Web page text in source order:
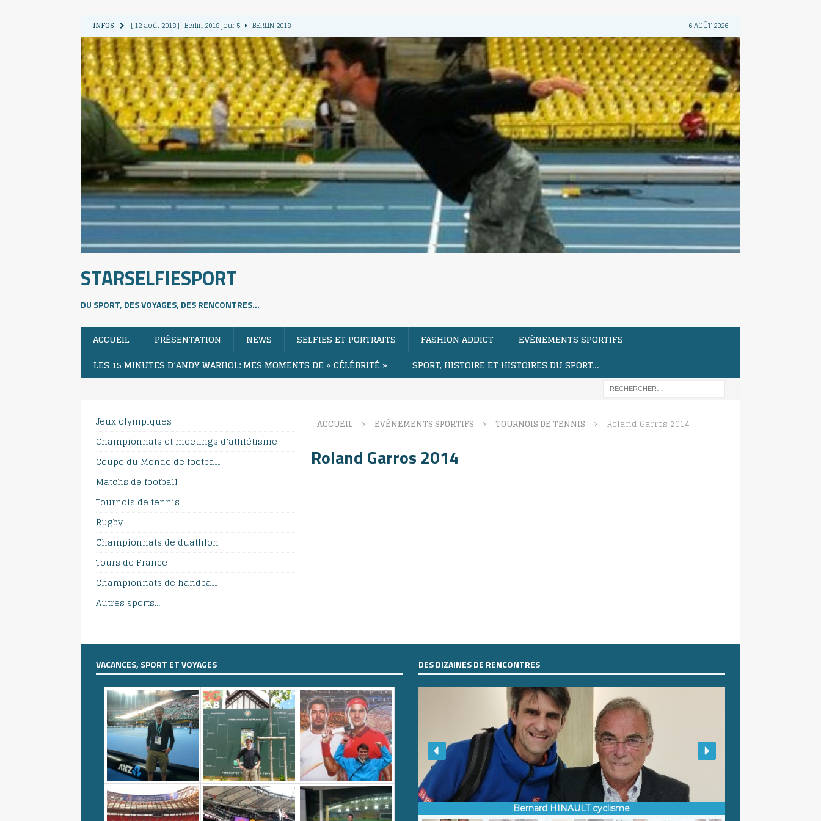
INFOS [ 12 août 2018 ] Berlin 2018 jour 5
BERLIN 2018
[ 11 août 2018 ] Berlin 2018 jour 4
BERLIN 2018
[ 10 août 2018 ] Berlin 2018 Jour 3
BERLIN 2018
[ 9 août 2018 ] Berlin 2018 jour 2
BERLIN 2018
[ 13 août 2018 ] Berlin 2018 jour 6 BERLIN 2018
6 AOÛT 2026
STARSELFIESPORT
DU SPORT, DES VOYAGES, DES RENCONTRES...
ACCUEIL PRÉSENTATION NEWS SELFIES ET PORTRAITS FASHION ADDICT
EVÉNEMENTS SPORTIFS
LES 15 MINUTES D’ANDY WARHOL: MES MOMENTS DE « CÉLÉBRITÉ »
SPORT, HISTOIRE ET HISTOIRES DU SPORT…
ACCUEIL EVÉNEMENTS SPORTIFS TOURNOIS DE TENNIS Roland Garros 2014
Roland Garros 2014
Jeux olympiques
Championnats et meetings d’athlétisme
Coupe du Monde de football
Matchs de football
Tournois de tennis
Rugby
Championnats de duathlon
Tours de France
Championnats de handball
Autres sports…
VACANCES, SPORT ET VOYAGES DES DIZAINES DE RENCONTRES
Bernard HINAULT cyclisme